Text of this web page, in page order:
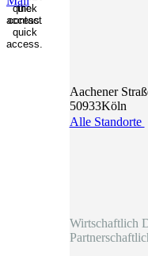
Aachener
50933Köln
Alle Standorte
Wirtschaftlich